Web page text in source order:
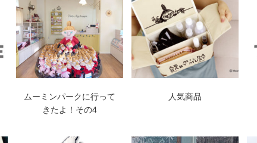
ムーミンパークに行って
きたよ！その4
人気商品